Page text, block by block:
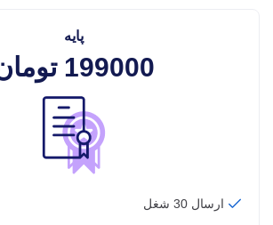
پایه
199000 تومان
ارسال 30 شغل